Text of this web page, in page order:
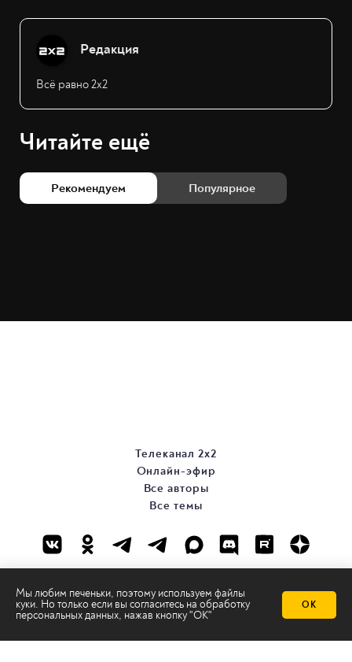
Редакция
Всё равно 2х2
Читайте ещё
Рекомендуем Популярное
Мы любим печеньки, поэтому используем файлы
куки. Но только если вы согласитесь на обработку
персональных данных, нажав кнопку "ОК"
ОК
Телеканал 2х2
Онлайн-эфир
Все авторы
Все темы
© ООО «ТРК «2Х2», 2026